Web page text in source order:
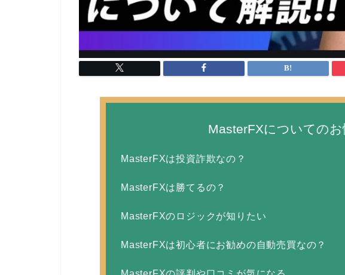
MasterFXについてのお
MasterFXは投資詐欺なの？
MasterFXは勝てるの？
MasterFXのロジックが知りたい
MasterFXは初心者にお勧めの自動売買なの？